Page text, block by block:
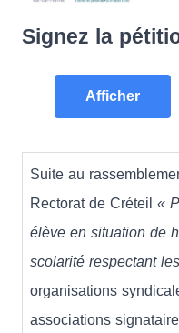
Signez la
Afficher
Suite au
Rectorat de Créteil «
élève en situation de
scolarité respectant
organisations
associations